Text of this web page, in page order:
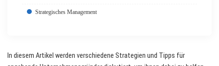
Strategisches Management
In diesem Artikel werden verschiedene Strategien und Tipps für